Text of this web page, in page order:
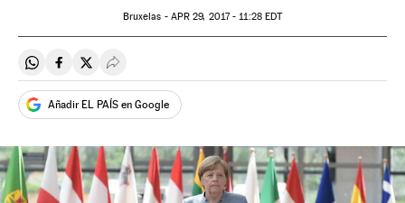
Bruxelas - APR 29, 2017 - 11:28EDT
Compartir en Whatsapp
Compartir en Facebook
Compartir en Twitter
Desplegar Redes Sociales
Añadir EL PAÍS en Google